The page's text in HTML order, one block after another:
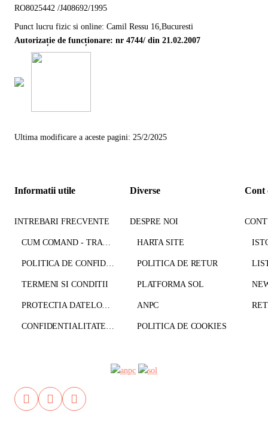
RO8025442 /J408692/1995
Punct lucru fizic si online: Camil Ressu 16,Bucuresti
Autorizație de funcționare: nr 4744/ din 21.02.2007
Ultima modificare a aceste pagini: 25/2/2025
Informatii utile
INTREBARI FRECVENTE
CUM COMAND - TRANSPORT - PLATA
POLITICA DE CONFIDENTIALITATE
TERMENI SI CONDITII
PROTECTIA DATELOR CU CARACTER PERSONAL
CONFIDENTIALITATE GDPR
Diverse
DESPRE NOI
HARTA SITE
POLITICA DE RETUR
PLATFORMA SOL
ANPC
POLITICA DE COOKIES
Cont